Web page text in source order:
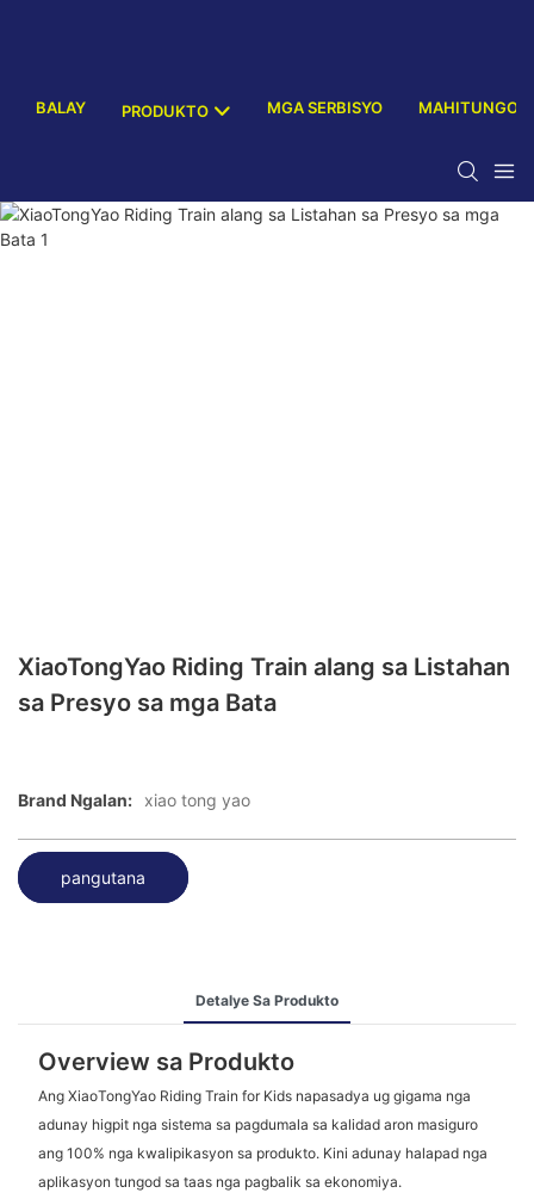
BALAY PRODUKTO MGA SERBISYO MAHITUNGOD
XiaoTongYao Riding Train alang sa Listahan
sa Presyo sa mga Bata
Brand Ngalan: xiao tong yao
pangutana
Detalye Sa Produkto
Overview sa Produkto
Ang XiaoTongYao Riding Train for Kids napasadya ug gigama nga
adunay higpit nga sistema sa pagdumala sa kalidad aron masiguro
ang 100% nga kwalipikasyon sa produkto. Kini adunay halapad nga
aplikasyon tungod sa taas nga pagbalik sa ekonomiya.